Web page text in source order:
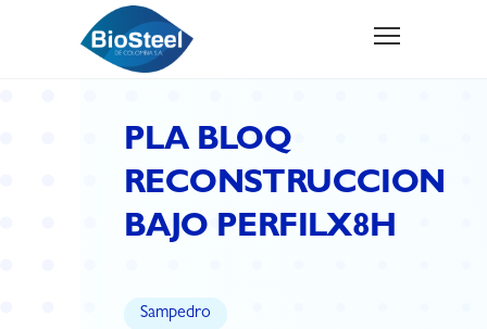
PLA BLOQ
RECONSTRUCCION
BAJO PERFILX8H
Sampedro